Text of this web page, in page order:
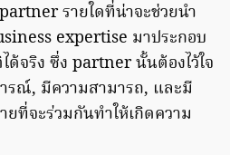
รายใดที่น่าจะช่วยนำ
expertise มาประกอบ
ด้จริง ซึ่ง partner นั้นต้องไว้ใจ
รณ์, มีความสามารถ, และมี
ที่จะร่วมกันทำให้เกิดความ